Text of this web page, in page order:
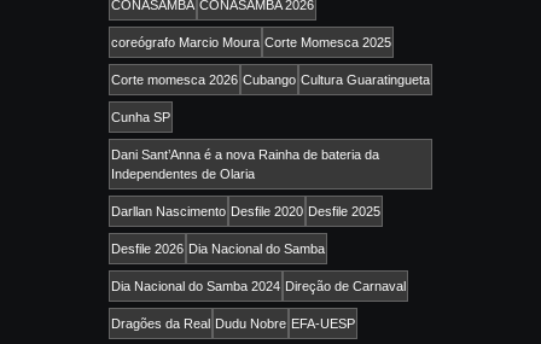
CONASAMBA CONASAMBA 2026
coreógrafo Marcio Moura Corte Momesca 2025
Corte momesca 2026 Cubango Cultura Guaratingueta
Cunha SP
Dani Sant’Anna é a nova Rainha de bateria da
Independentes de Olaria
Darllan Nascimento Desfile 2020 Desfile 2025
Desfile 2026 Dia Nacional do Samba
Dia Nacional do Samba 2024 Direção de Carnaval
Dragões da Real Dudu Nobre EFA-UESP